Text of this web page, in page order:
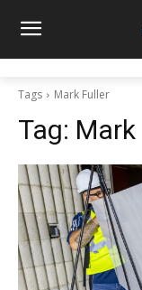
Tags Mark Fuller
Tag: